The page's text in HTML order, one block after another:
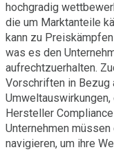
hochgradig
die um Marktanteile
kann zu
was es den
aufrechtzuerhalten.
Vorschriften in Bezug
Hersteller
Unternehmen
navigieren, um ihre